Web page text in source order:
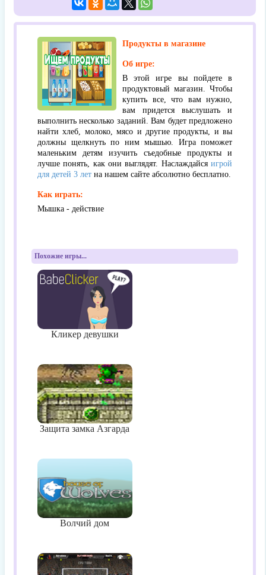
Продукты в магазине
Об игре:
В этой игре вы пойдете в
продуктовый магазин. Чтобы
купить все, что вам нужно,
вам придется выслушать и
выполнить несколько заданий. Вам будет предложено
найти хлеб, молоко, мясо и другие продукты, и вы
должны щелкнуть по ним мышью. Игра поможет
маленьким детям изучить съедобные продукты и
лучше понять, как они выглядят. Наслаждайся игрой
для детей 3 лет на нашем сайте абсолютно бесплатно.
Как играть:
Мышка - действие
Похожие игры...
Кликер девушки
Защита замка Азгарда
Волчий дом